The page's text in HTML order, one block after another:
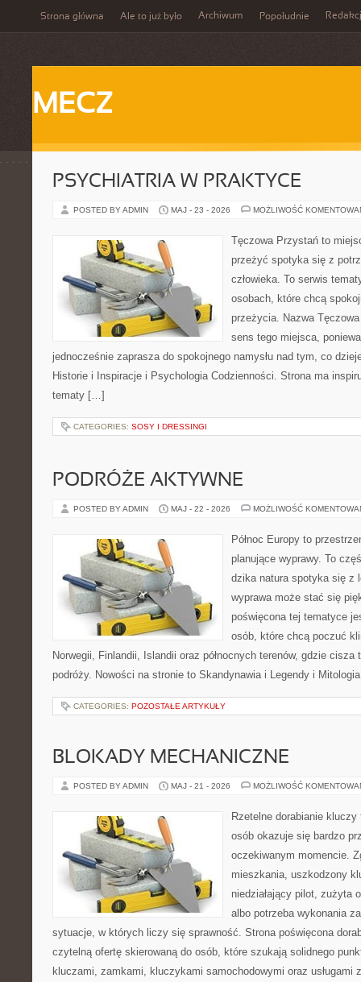
Strona główna Ale to już było Archiwum Popołudnie
MECZ
PSYCHIATRIA W PRAKTYCE
POSTED BY ADMIN MAJ - 23 - 2026 MOŻLIWOŚĆ
Tęczowa Przystań to
przeżyć spotyka się z
człowieka. To serwis
osobach, które chcą
przeżycia. Nazwa
sens tego miejsca,
jednocześnie zaprasza do spokojnego namysłu nad tym, co
Historie i Inspiracje i Psychologia Codzienności. Strona ma
tematy […]
CATEGORIES: SOSY I DRESSINGI
PODRÓŻE AKTYWNE
POSTED BY ADMIN MAJ - 22 - 2026 MOŻLIWOŚĆ
Północ Europy to
planujące wyprawy. To
dzika natura spotyka się z
wyprawa może stać się
poświęcona tej tematyce
osób, które chcą poczuć
Norwegii, Finlandii, Islandii oraz północnych terenów, gdzie cisza
podróży. Nowości na stronie to Skandynawia i Legendy i
CATEGORIES: POZOSTAŁE ARTYKUŁY
BLOKADY MECHANICZNE
POSTED BY ADMIN MAJ - 21 - 2026 MOŻLIWOŚĆ
Rzetelne dorabianie
osób okazuje się bardzo
oczekiwanym momencie.
mieszkania, uszkodzony
niedziałający pilot, zużyta
albo potrzeba wykonania
sytuacje, w których liczy się sprawność. Strona poświęcona
czytelną ofertę skierowaną do osób, które szukają solidnego
kluczami, zamkami, kluczykami samochodowymi oraz usługami